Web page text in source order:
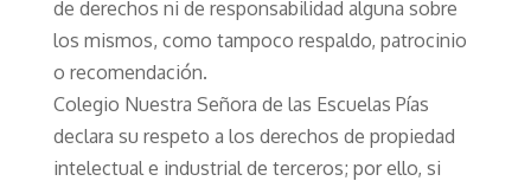
de derechos ni de responsabilidad alguna sobre
los mismos, como tampoco respaldo, patrocinio
o recomendación.
Colegio Nuestra Señora de las Escuelas Pías
declara su respeto a los derechos de propiedad
intelectual e industrial de terceros; por ello, si